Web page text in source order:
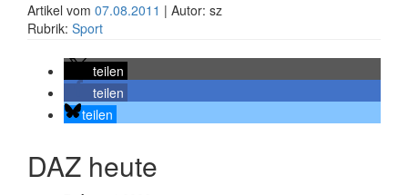
Artikel vom 07.08.2011 | Autor: sz
Rubrik: Sport
teilen
teilen
teilen
DAZ heute